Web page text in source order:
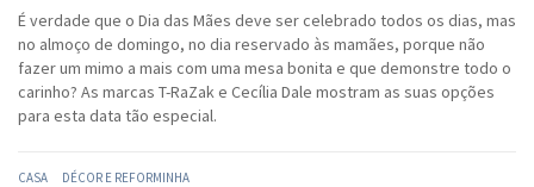
É verdade que o Dia das Mães deve ser celebrado todos os dias, mas
no almoço de domingo, no dia reservado às mamães, porque não
fazer um mimo a mais com uma mesa bonita e que demonstre todo o
carinho? As marcas T-RaZak e Cecília Dale mostram as suas opções
para esta data tão especial.
CASA DÉCOR E REFORMINHA